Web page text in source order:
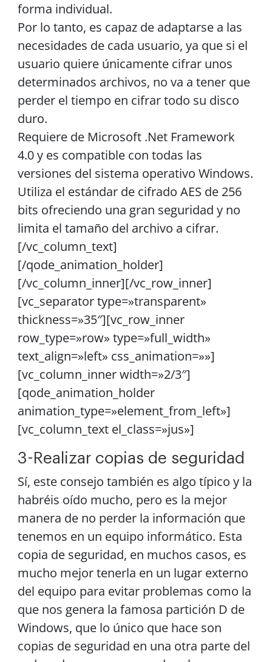
forma individual.
Por lo tanto, es capaz de adaptarse a las
necesidades de cada usuario, ya que si el
usuario quiere únicamente cifrar unos
determinados archivos, no va a tener que
perder el tiempo en cifrar todo su disco
duro.
Requiere de Microsoft .Net Framework
4.0 y es compatible con todas las
versiones del sistema operativo Windows.
Utiliza el estándar de cifrado AES de 256
bits ofreciendo una gran seguridad y no
limita el tamaño del archivo a cifrar.
[/vc_column_text]
[/qode_animation_holder]
[/vc_column_inner][/vc_row_inner]
[vc_separator type=»transparent»
thickness=»35″][vc_row_inner
row_type=»row» type=»full_width»
text_align=»left» css_animation=»»]
[vc_column_inner width=»2/3″]
[qode_animation_holder
animation_type=»element_from_left»]
[vc_column_text el_class=»jus»]
3-Realizar copias de seguridad
Sí, este consejo también es algo típico y la
habréis oído mucho, pero es la mejor
manera de no perder la información que
tenemos en un equipo informático. Esta
copia de seguridad, en muchos casos, es
mucho mejor tenerla en un lugar externo
del equipo para evitar problemas como la
que nos genera la famosa partición D de
Windows, que lo único que hace son
copias de seguridad en una otra parte del